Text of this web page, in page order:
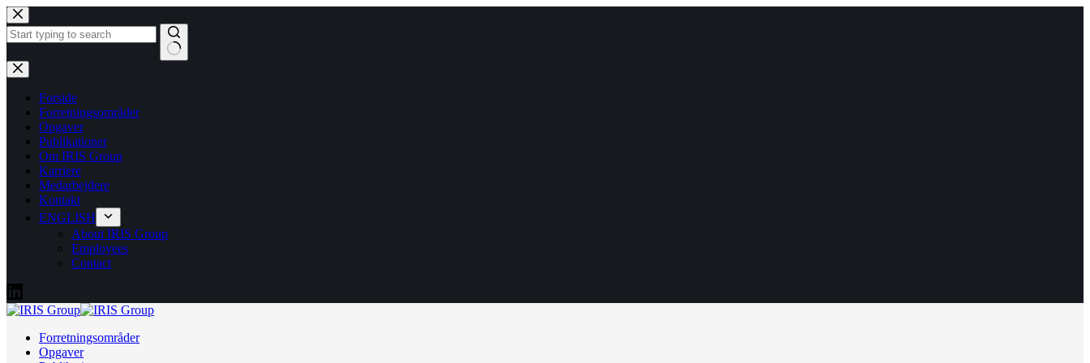
Fortsæt
til
indhold
Ingen
resultater
Forside
Forretningsområder
Opgaver
Publikationer
Om IRIS Group
Karriere
Medarbejdere
Kontakt
ENGLISH
About IRIS Group
Employees
Contact
Forretningsområder
Opgaver